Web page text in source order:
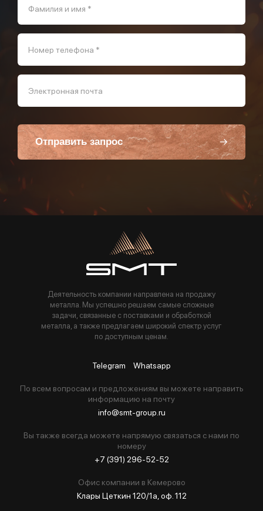
Фамилия и имя *
Номер телефона *
Электронная почта
Отправить запрос
Пользуясь данной формой вы соглашаетесь с политикой компании
Деятельность компании направлена на продажу
металла. Мы успешно решаем самые сложные
задачи, связанные с поставками и обработкой
металла, а также предлагаем широкий спектр услуг
по доступным ценам.
Telegram Whatsapp
По всем вопросам и предложениям вы можете направить
информацию на почту
info@smt-group.ru
Вы также всегда можете напрямую связаться с нами по
номеру
+7 (391) 296-52-52
Офис компании в Кемерово
Клары Цеткин 120/1а, оф. 112